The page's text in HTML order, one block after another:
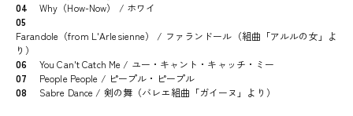
04
Why（How-Now） / ホワイ
05
Farandole（from L'Arlesienne） / ファランドール（組曲「アルルの女」よ
り）
06
You Can't Catch Me / ユー・キャント・キャッチ・ミー
07
People People / ピープル・ピープル
08
Sabre Dance / 剣の舞（バレエ組曲「ガイーヌ」より）